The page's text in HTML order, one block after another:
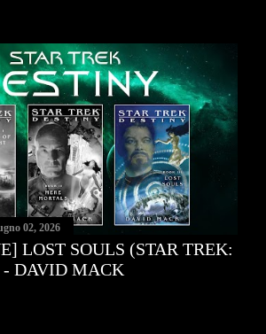
02, 2026
LOST SOULS (STAR TREK:
- DAVID MACK